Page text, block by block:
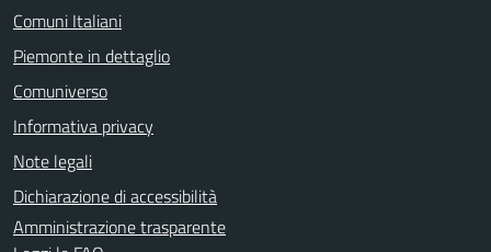
Comuni Italiani
Piemonte in dettaglio
Comuniverso
Informativa privacy
Note legali
Dichiarazione di accessibilità
Amministrazione trasparente